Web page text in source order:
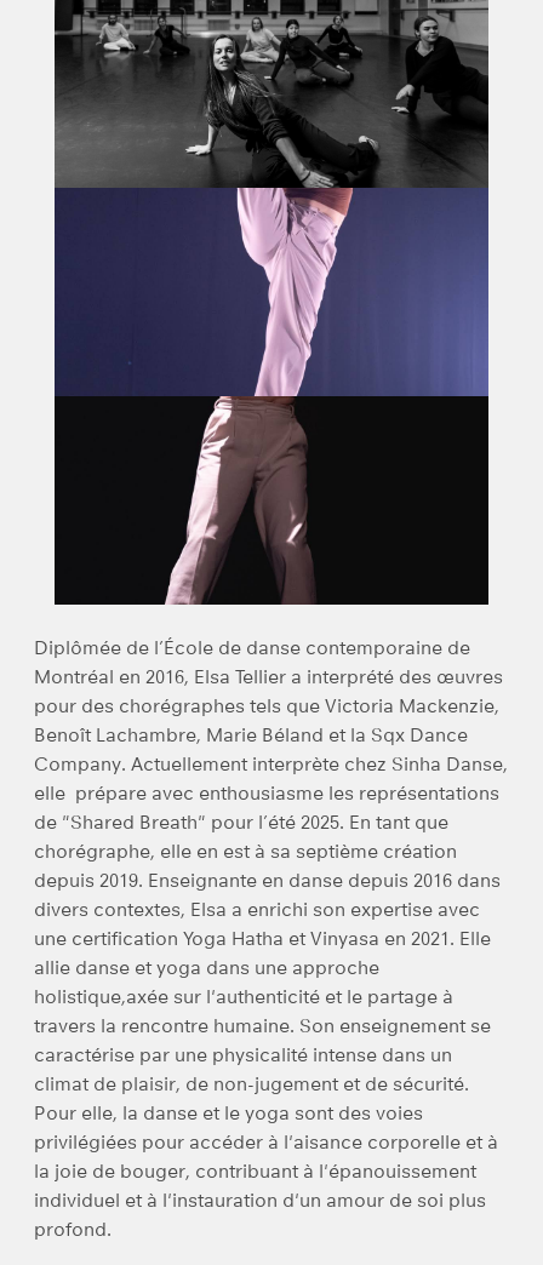
Diplômée de l’École de danse contemporaine de
Montréal en 2016, Elsa Tellier a interprété des œuvres
pour des chorégraphes tels que Victoria Mackenzie,
Benoît Lachambre, Marie Béland et la Sqx Dance
Company. Actuellement interprète chez Sinha Danse,
elle prépare avec enthousiasme les représentations
de "Shared Breath" pour l’été 2025. En tant que
chorégraphe, elle en est à sa septième création
depuis 2019. Enseignante en danse depuis 2016 dans
divers contextes, Elsa a enrichi son expertise avec
une certification Yoga Hatha et Vinyasa en 2021. Elle
allie danse et yoga dans une approche
holistique,axée sur l'authenticité et le partage à
travers la rencontre humaine. Son enseignement se
caractérise par une physicalité intense dans un
climat de plaisir, de non-jugement et de sécurité.
Pour elle, la danse et le yoga sont des voies
privilégiées pour accéder à l'aisance corporelle et à
la joie de bouger, contribuant à l'épanouissement
individuel et à l'instauration d'un amour de soi plus
profond.